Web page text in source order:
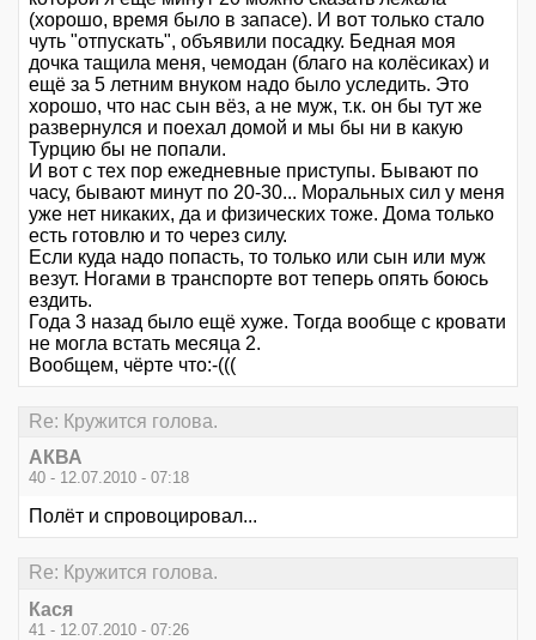
(хорошо, время было в запасе). И вот только стало
чуть "отпускать", объявили посадку. Бедная моя
дочка тащила меня, чемодан (благо на колёсиках) и
ещё за 5 летним внуком надо было уследить. Это
хорошо, что нас сын вёз, а не муж, т.к. он бы тут же
развернулся и поехал домой и мы бы ни в какую
Турцию бы не попали.
И вот с тех пор ежедневные приступы. Бывают по
часу, бывают минут по 20-30... Моральных сил у меня
уже нет никаких, да и физических тоже. Дома только
есть готовлю и то через силу.
Если куда надо попасть, то только или сын или муж
везут. Ногами в транспорте вот теперь опять боюсь
ездить.
Года 3 назад было ещё хуже. Тогда вообще с кровати
не могла встать месяца 2.
Вообщем, чёрте что:-(((
Re: Кружится голова.
АКВА
40 - 12.07.2010 - 07:18
Полёт и спровоцировал...
Re: Кружится голова.
Кася
41 - 12.07.2010 - 07:26